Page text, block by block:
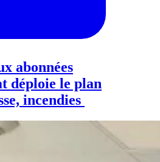
abonnées
déploie le plan
incendies